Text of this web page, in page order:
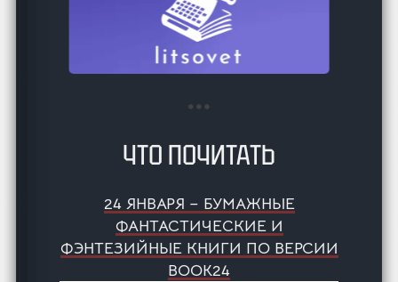
ЧТО ПОЧИТАТЬ
24 ЯНВАРЯ – БУМАЖНЫЕ
ФАНТАСТИЧЕСКИЕ И
ФЭНТЕЗИЙНЫЕ КНИГИ ПО ВЕРСИИ
BOOK24